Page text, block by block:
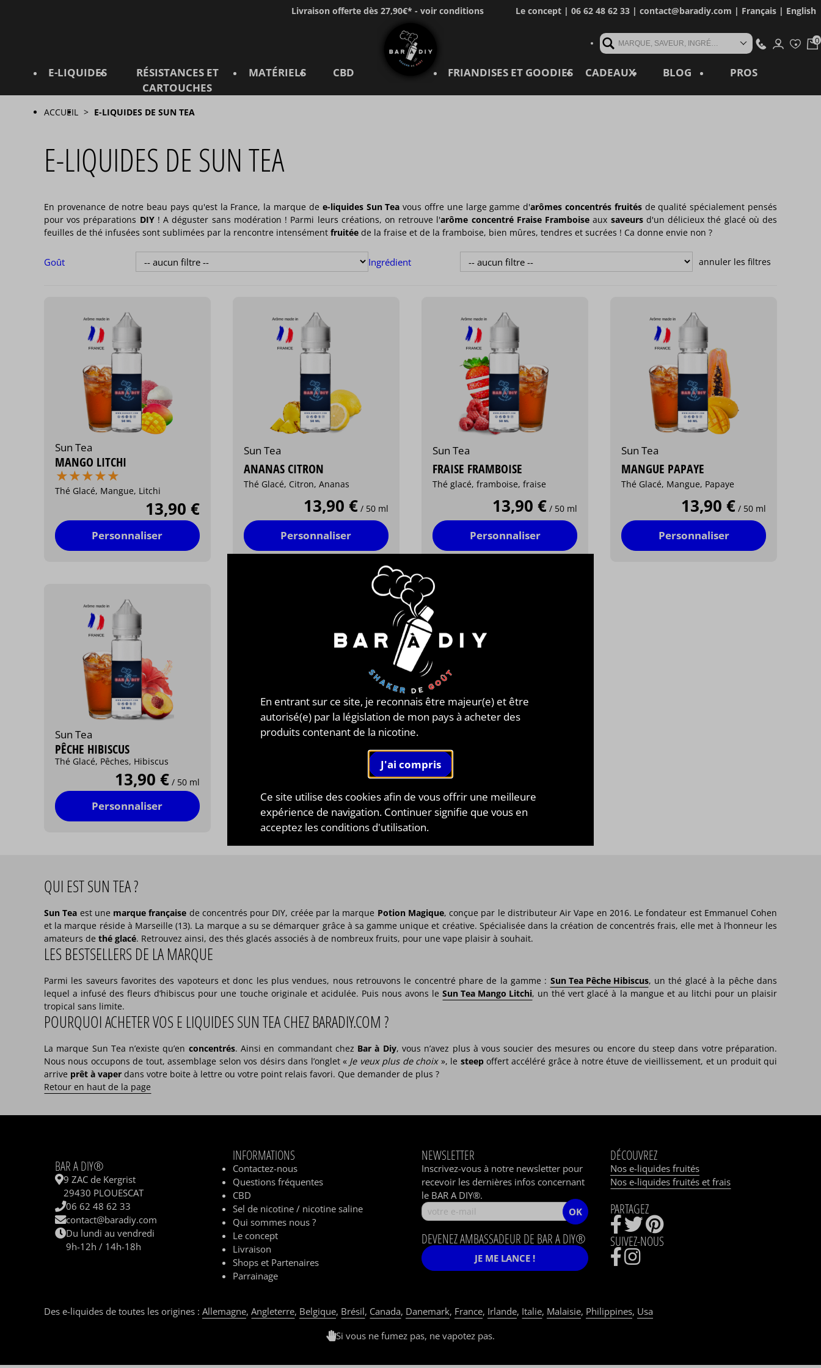
Livraison offerte dès 27,90€* - voir conditions Le concept| 06 62 48 62 33 | contact@baradiy.com | Français| English
MARQUE, SAVEUR, INGRÉDIENT, RÉFÉRENCE, MOT CLÉ...
E-LIQUIDES
RÉSISTANCES ET
CARTOUCHES
MATÉRIELS CBD FRIANDISES ET GOODIES CADEAUX BLOG PROS
ACCUEIL E-LIQUIDES DE SUN TEA
E-LIQUIDES DE SUN TEA
En provenance de notre beau pays qu'est la France, la marque de e-liquides Sun Tea vous offre une large gamme d'arômes concentrés fruitésde qualité spécialement pensés
pour vos préparations DIY! A déguster sans modération ! Parmi leurs créations, on retrouve l'arôme concentré Fraise Framboise aux saveursd'un délicieux thé glacé où des
feuilles de thé infusées sont sublimées par la rencontre intensément fruitée de la fraise et de la framboise, bien mûres, tendres et sucrées ! Ca donne envie non ?
Goût Ingrédient
Sun Tea
MANGO LITCHI
⋆⋆⋆⋆⋆
⋆⋆⋆⋆⋆
Thé Glacé, Mangue, Litchi
13,90 €
Personnaliser
Sun Tea
ANANAS CITRON
Thé Glacé, Citron, Ananas
13,90 € / 50 ml
Personnaliser
Sun Tea
FRAISE FRAMBOISE
Thé glacé, framboise, fraise
13,90 € / 50 ml
Personnaliser
Sun Tea
MANGUE PAPAYE
Thé Glacé, Mangue, Papaye
13,90 € / 50 ml
Personnaliser
Sun Tea
PÊCHE HIBISCUS
Thé Glacé, Pêches, Hibiscus
13,90 € / 50 ml
Personnaliser
QUI EST SUN TEA ?
Sun Tea est une marque française de concentrés pour DIY, créée par la marque Potion Magique, conçue par le distributeur Air Vape en 2016. Le fondateur est Emmanuel Cohen
et la marque réside à Marseille (13). La marque a su se démarquer grâce à sa gamme unique et créative. Spécialisée dans la création de concentrés frais, elle met à l’honneur les
amateurs de thé glacé. Retrouvez ainsi, des thés glacés associés à de nombreux fruits, pour une vape plaisir à souhait.
LES BESTSELLERS DE LA MARQUE
Parmi les saveurs favorites des vapoteurs et donc les plus vendues, nous retrouvons le concentré phare de la gamme : Sun Tea Pêche Hibiscus, un thé glacé à la pêche dans
lequel a infusé des fleurs d’hibiscus pour une touche originale et acidulée. Puis nous avons leSun Tea Mango Litchi, un thé vert glacé à la mangue et au litchi pour un plaisir
tropical sans limite.
POURQUOI ACHETER VOS E LIQUIDES SUN TEA CHEZ BARADIY.COM ?
La marque Sun Tea n’existe qu’en concentrés. Ainsi en commandant chez Bar à Diy, vous n’avez plus à vous soucier des mesures ou encore du steep dans votre préparation.
Nous nous occupons de tout, assemblage selon vos désirs dans l’onglet « Je veux plus de choix», le steepoffert accéléré grâce à notre étuve de vieillissement, et un produit qui
arrive prêt à vaper dans votre boite à lettre ou votre point relais favori. Que demander de plus ?
Retour en haut de la page
BAR A DIY®
9 ZAC de Kergrist
29430 PLOUESCAT
06 62 48 62 33
contact@baradiy.com
Du lundi au vendredi
9h-12h / 14h-18h
INFORMATIONS
Contactez-nous
Questions fréquentes
CBD
Sel de nicotine / nicotine saline
Qui sommes nous ?
Le concept
Livraison
Shops et Partenaires
Parrainage
NEWSLETTER
Inscrivez-vous à notre newsletter pour
recevoir les dernières infos concernant
le BAR A DIY®.
OK
DEVENEZ AMBASSADEUR DE BAR A DIY®
JE ME LANCE !
DÉCOUVREZ
Nos e-liquides fruités
Nos e-liquides fruités et frais
PARTAGEZ
SUIVEZ-NOUS
Des e-liquides de toutes les origines : Allemagne, Angleterre, Belgique, Brésil, Canada, Danemark, France, Irlande, Italie, Malaisie, Philippines, Usa
Si vous ne fumez pas, ne vapotez pas.
En entrant sur ce site, je reconnais être majeur(e) et être
autorisé(e) par la législation de mon pays à acheter des
produits contenant de la nicotine.
Ce site utilise des cookies afin de vous offrir une meilleure
expérience de navigation. Continuer signifie que vous en
acceptez les conditions d'utilisation.